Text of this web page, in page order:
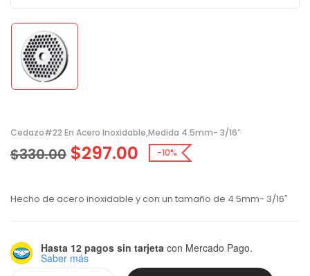
Cedazo#22 En Acero Inoxidable,medida 4.5mm- 3/16″
$330.00 $297.00 -10%
Hecho de acero inoxidable y con un tamaño de 4.5mm- 3/16″
Hasta 12 pagos sin tarjeta con Mercado Pago.
Saber más